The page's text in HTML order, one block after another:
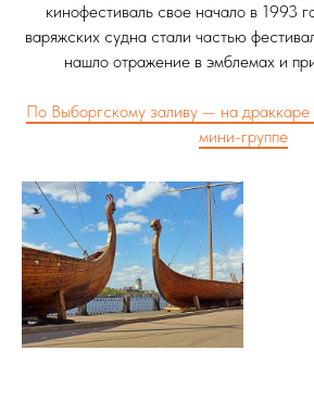
кинофестиваль свое начало в 1993
варяжских судна стали частью
нашло отражение в эмблемах и
По Выборгскому заливу — на драккаре
мини-группе